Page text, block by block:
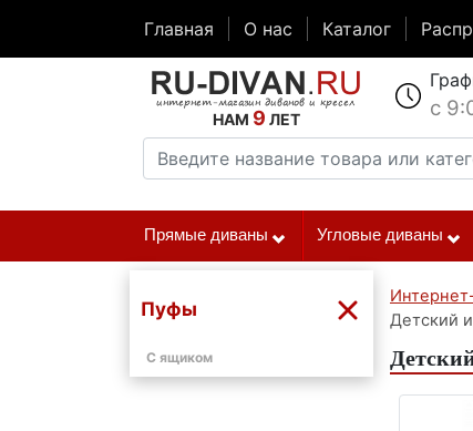
Главная О нас Каталог
НАМ 9 ЛЕТ с
Прямые диваны Угловые диваны
Пуфы
С ящиком
Детский